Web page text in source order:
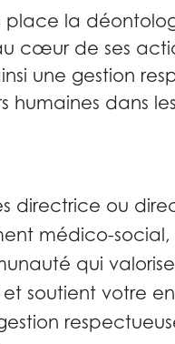
place la
cœur de ses
une gestion
humaines dans les
directrice ou
médico-social,
qui
et soutient votre